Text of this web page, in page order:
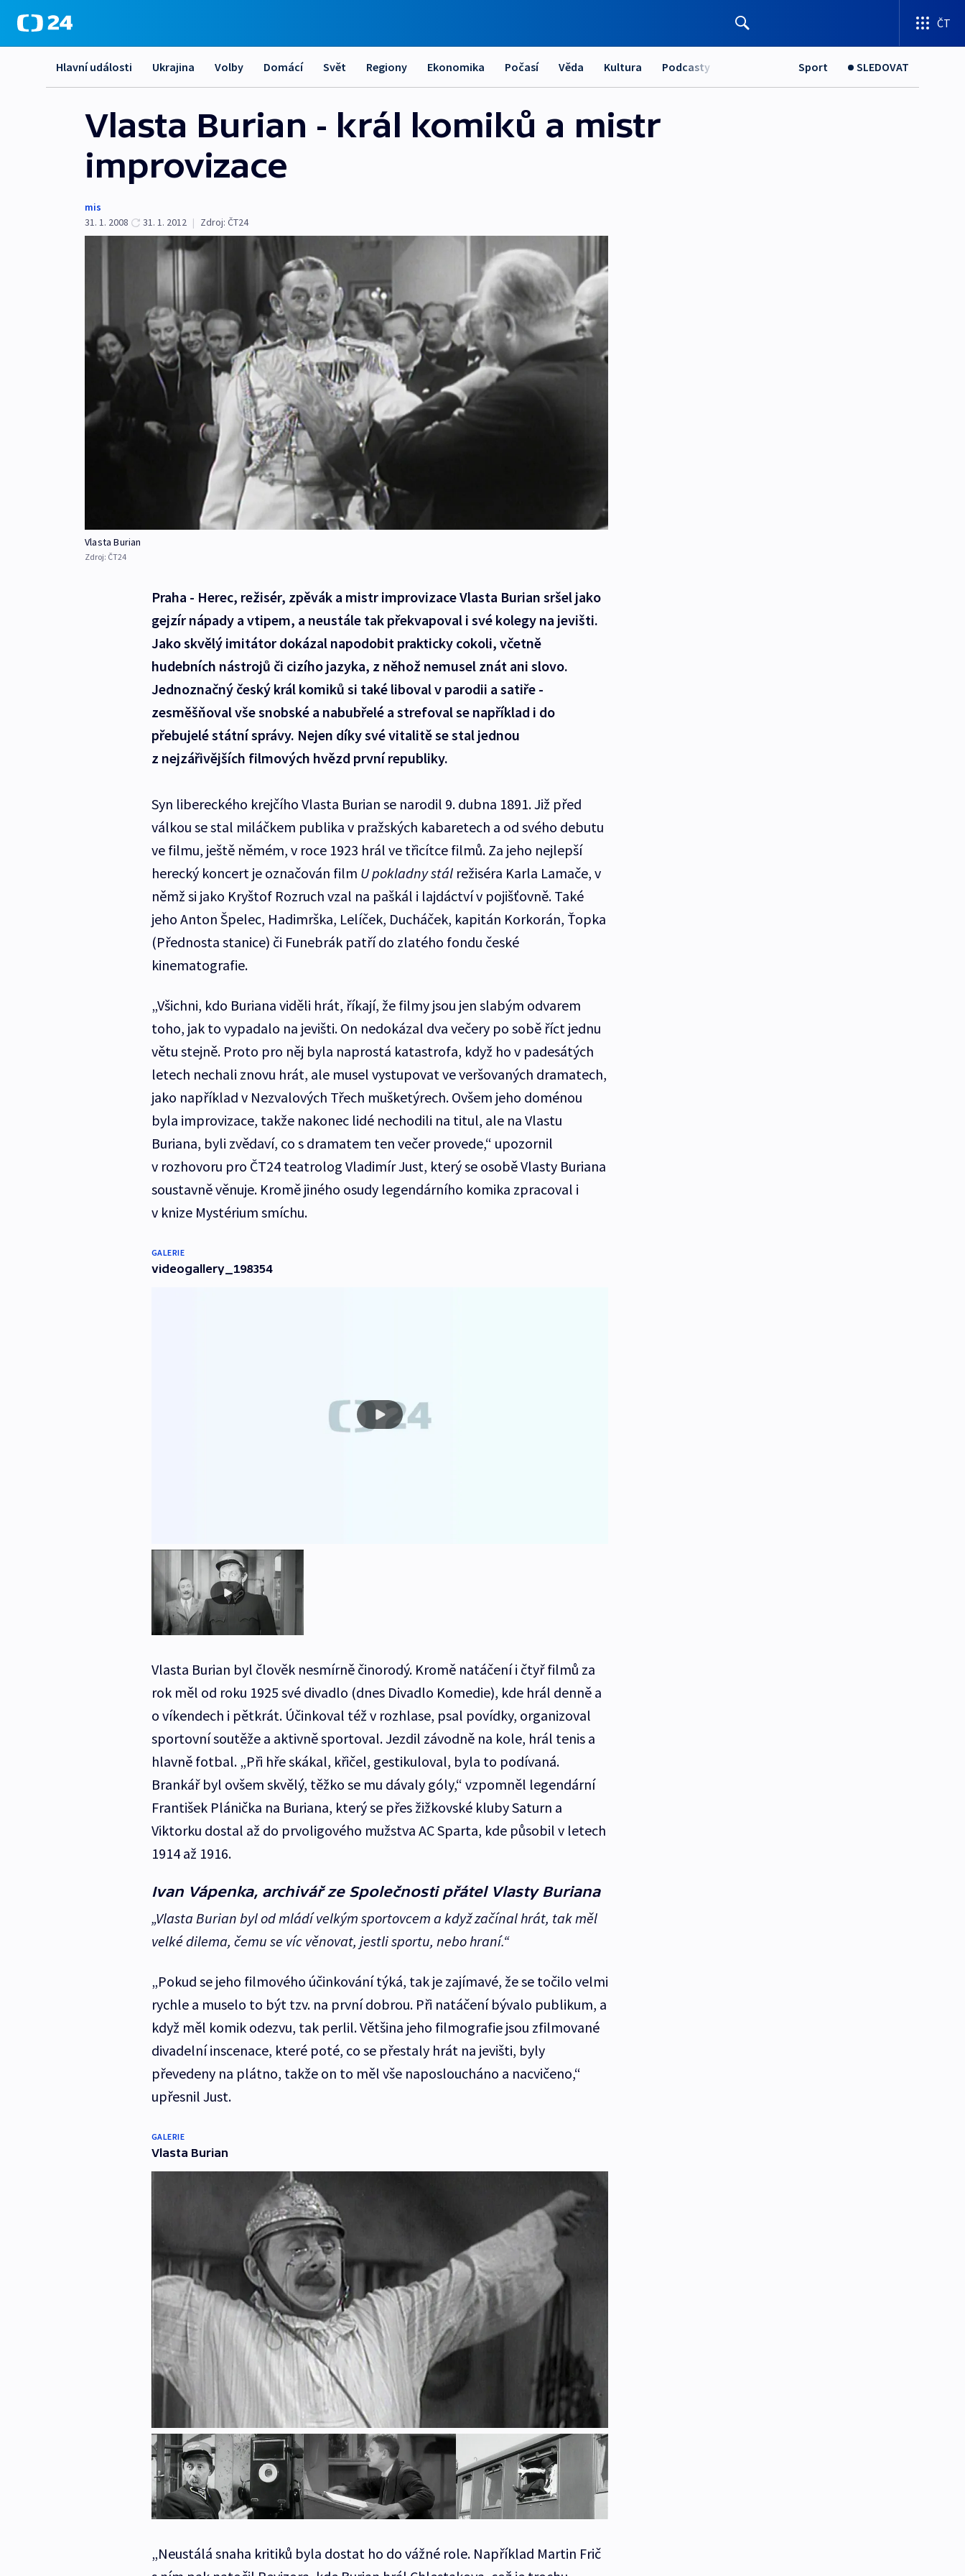
ČT
Hlavní události Ukrajina Volby Domácí Svět Regiony Ekonomika Počasí Věda Kultura Podcasty Sport SLEDOVAT
Vlasta Burian - král komiků a mistr
improvizace
mis
31. 1. 2008
31. 1. 2012 | Zdroj: ČT24
Vlasta Burian
Zdroj: ČT24
Praha - Herec, režisér, zpěvák a mistr improvizace Vlasta Burian sršel jako
gejzír nápady a vtipem, a neustále tak překvapoval i své kolegy na jevišti.
Jako skvělý imitátor dokázal napodobit prakticky cokoli, včetně
hudebních nástrojů či cizího jazyka, z něhož nemusel znát ani slovo.
Jednoznačný český král komiků si také liboval v parodii a satiře -
zesměšňoval vše snobské a nabubřelé a strefoval se například i do
přebujelé státní správy. Nejen díky své vitalitě se stal jednou
z nejzářivějších filmových hvězd první republiky.
Syn libereckého krejčího Vlasta Burian se narodil 9. dubna 1891. Již před
válkou se stal miláčkem publika v pražských kabaretech a od svého debutu
ve filmu, ještě němém, v roce 1923 hrál ve třicítce filmů. Za jeho nejlepší
herecký koncert je označován film U pokladny stálrežiséra Karla Lamače, v
němž si jako Kryštof Rozruch vzal na paškál i lajdáctví v pojišťovně. Také
jeho Anton Špelec, Hadimrška, Lelíček, Ducháček, kapitán Korkorán, Ťopka
(Přednosta stanice) či Funebrák patří do zlatého fondu české
kinematografie.
„Všichni, kdo Buriana viděli hrát, říkají, že filmy jsou jen slabým odvarem
toho, jak to vypadalo na jevišti. On nedokázal dva večery po sobě říct jednu
větu stejně. Proto pro něj byla naprostá katastrofa, když ho v padesátých
letech nechali znovu hrát, ale musel vystupovat ve veršovaných dramatech,
jako například v Nezvalových Třech mušketýrech. Ovšem jeho doménou
byla improvizace, takže nakonec lidé nechodili na titul, ale na Vlastu
Buriana, byli zvědaví, co s dramatem ten večer provede,“ upozornil
v rozhovoru pro ČT24 teatrolog Vladimír Just, který se osobě Vlasty Buriana
soustavně věnuje. Kromě jiného osudy legendárního komika zpracoval i
v knize Mystérium smíchu.
GALERIE
videogallery_198354
Vlasta Burian byl člověk nesmírně činorodý. Kromě natáčení i čtyř filmů za
rok měl od roku 1925 své divadlo (dnes Divadlo Komedie), kde hrál denně a
o víkendech i pětkrát. Účinkoval též v rozhlase, psal povídky, organizoval
sportovní soutěže a aktivně sportoval. Jezdil závodně na kole, hrál tenis a
hlavně fotbal. „Při hře skákal, křičel, gestikuloval, byla to podívaná.
Brankář byl ovšem skvělý, těžko se mu dávaly góly,“ vzpomněl legendární
František Plánička na Buriana, který se přes žižkovské kluby Saturn a
Viktorku dostal až do prvoligového mužstva AC Sparta, kde působil v letech
1914 až 1916.
Ivan Vápenka, archivář ze Společnosti přátel Vlasty Buriana
„Vlasta Burian byl od mládí velkým sportovcem a když začínal hrát, tak měl
velké dilema, čemu se víc věnovat, jestli sportu, nebo hraní.“
„Pokud se jeho filmového účinkování týká, tak je zajímavé, že se točilo velmi
rychle a muselo to být tzv. na první dobrou. Při natáčení bývalo publikum, a
když měl komik odezvu, tak perlil. Většina jeho filmografie jsou zfilmované
divadelní inscenace, které poté, co se přestaly hrát na jevišti, byly
převedeny na plátno, takže on to měl vše naposloucháno a nacvičeno,“
upřesnil Just.
GALERIE
Vlasta Burian
„Neustálá snaha kritiků byla dostat ho do vážné role. Například Martin Frič